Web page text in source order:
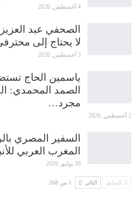
4 أغسطس, 2026
الصحفي عبد
لا يحتاج إلى
3 أغسطس, 2026
ياسمين الحاج
الصمد المحمدي:
مجرد…
2 أغسطس, 2026
السفير المصري
المغرب العربي
30 يوليو, 2026
السابق التالي 1 من 268